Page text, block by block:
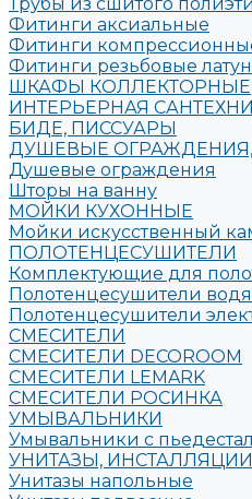
Фитинги аксиальные
Фитинги
Фитинги резьбовые
ШКАФЫ КОЛЛЕКТОРНЫЕ
ИНТЕРЬЕРНАЯ
БИДЕ, ПИССУАРЫ
ДУШЕВЫЕ
Душевые ограждения
Шторы на ванну
МОЙКИ КУХОННЫЕ
Мойки искусственный
ПОЛОТЕНЦЕСУШИТЕЛИ
Комплектующие для
Полотенцесушители
Полотенцесушители
СМЕСИТЕЛИ
СМЕСИТЕЛИ DECOROOM
СМЕСИТЕЛИ LEMARK
СМЕСИТЕЛИ РОСИНКА
УМЫВАЛЬНИКИ
Умывальники с
УНИТАЗЫ, ИНСТАЛЛЯЦИИ
Унитазы напольные